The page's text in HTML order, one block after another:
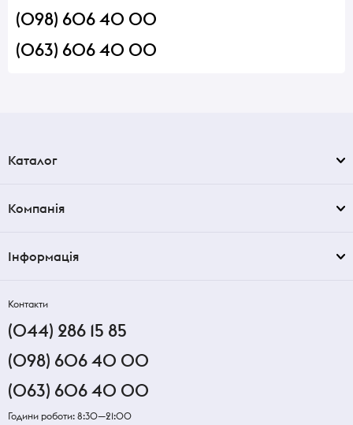
(098) 606 40 00
(063) 606 40 00
Каталог
Компанія
Інформація
Контакти
(044) 286 15 85
(098) 606 40 00
(063) 606 40 00
Години роботи: 8:30—21:00